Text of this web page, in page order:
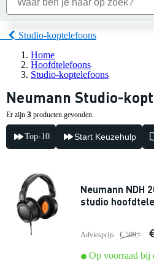
Studio-koptelefoons
Home
Hoofdtelefoons
Studio-koptelefoons
Neumann Studio-
Er zijn 3 producten gevonden.
Top-10 Start Keuzehulp
Neumann NDH
studio
Adviesprijs € 599,-
Op voorraad bij